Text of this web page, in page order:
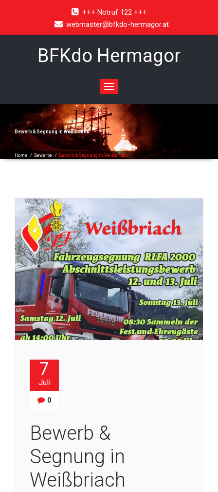
+++ Notruf 122 +++
webmaster@bfkdo-hermagor.at
BFKdo Hermagor
Toggle
navigation
Bewerb & Segnung in Weißbriach
Home / Bewerbe / Bewerb & Segnung in Weißbriach
7
Juli
0
Bewerb &
Segnung in
Weißbriach